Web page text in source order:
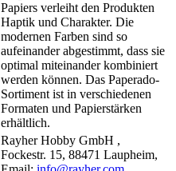
Papiers verleiht den Produkten
Haptik und Charakter. Die
modernen Farben sind so
aufeinander abgestimmt, dass sie
optimal miteinander kombiniert
werden können. Das Paperado-
Sortiment ist in verschiedenen
Formaten und Papierstärken
erhältlich.
Rayher Hobby GmbH ,
Fockestr. 15, 88471 Laupheim,